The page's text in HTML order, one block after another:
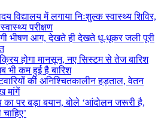
विद्यालय में लगाया निःशुल्क स्वास्थ्य शिविर,
परीक्षण
भीषण आग, देखते ही देखते धू-धूकर जली पूरी
होगा मानसून, नए सिस्टम से तेज बारिश
कम हुई है बारिश
की अनिश्चितकालीन हड़ताल, वेतन
मांगें
का पर बड़ा बयान, बोले ‘आंदोलन जरूरी है,